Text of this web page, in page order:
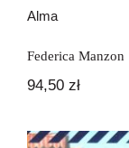
Alma
Federica Manzon
94,50 zł